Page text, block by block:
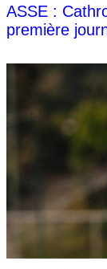
ASSE :
première